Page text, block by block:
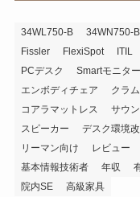
34WL750-B 34WN750-B
Fissler
FlexiSpot ITIL
PCデスク
Smartモニター
エンボディチェア
クラ
コアラマットレス
サウ
スピーカー
デスク環境
リーマン向け
レビュー
基本情報技術者
年収
院内SE
高級家具